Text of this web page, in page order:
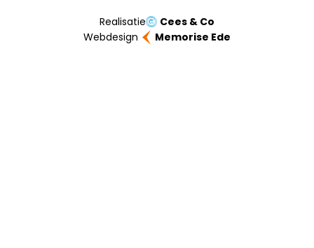
Realisatie
Cees & Co
Webdesign
Memorise Ede